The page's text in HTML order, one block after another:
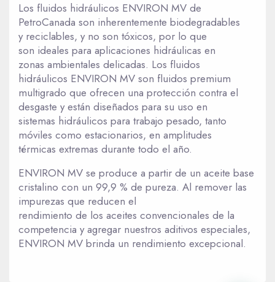
Los fluidos hidráulicos ENVIRON MV de
PetroCanada son inherentemente biodegradables
y reciclables, y no son tóxicos, por lo que
son ideales para aplicaciones hidráulicas en
zonas ambientales delicadas. Los fluidos
hidráulicos ENVIRON MV son fluidos premium
multigrado que ofrecen una protección contra el
desgaste y están diseñados para su uso en
sistemas hidráulicos para trabajo pesado, tanto
móviles como estacionarios, en amplitudes
térmicas extremas durante todo el año.
ENVIRON MV se produce a partir de un aceite base
cristalino con un 99,9 % de pureza. Al remover las
impurezas que reducen el
rendimiento de los aceites convencionales de la
competencia y agregar nuestros aditivos especiales,
ENVIRON MV brinda un rendimiento excepcional.